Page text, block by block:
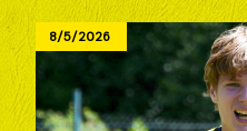
8/5/2026